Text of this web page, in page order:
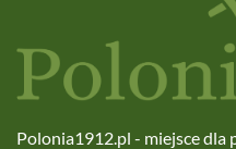
Polonia1912.pl - miejsce